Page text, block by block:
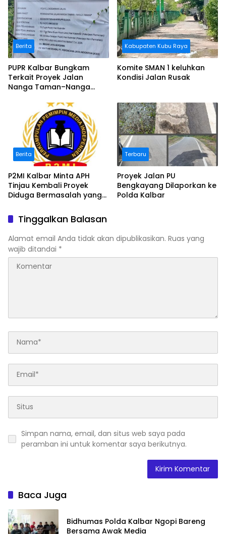
Berita
PUPR Kalbar Bungkam
Terkait Proyek Jalan
Nanga Taman–Nanga
Bermasalah
Kabupaten Kubu Raya
Komite SMAN 1 keluhkan
Kondisi Jalan Rusak
Berita
P2MI Kalbar Minta APH
Tinjau Kembali Proyek
Diduga Bermasalah yang
Terbaru
Proyek Jalan PU
Bengkayang Dilaporkan ke
Polda Kalbar
Tinggalkan Balasan
Alamat email Anda tidak akan dipublikasikan. Ruas yang
wajib ditandai *
Simpan nama, email, dan situs web saya pada
peramban ini untuk komentar saya berikutnya.
Baca Juga
Bidhumas Polda Kalbar Ngopi Bareng
Bersama Awak Media